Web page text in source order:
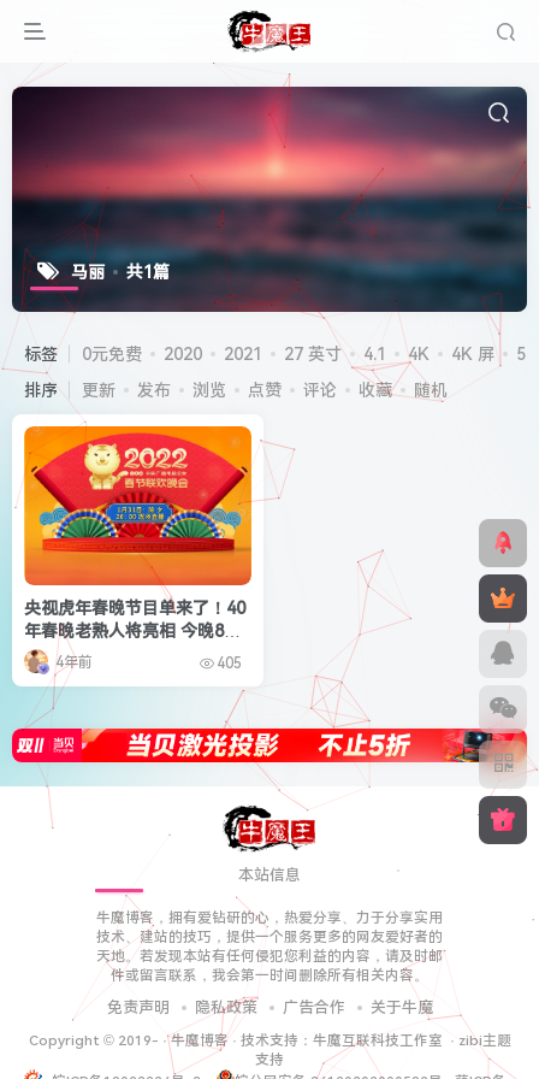
马丽 共1篇
标签 0元免费 2020 2021 27 英寸 4.1 4K 4K 屏
5G
排序
更新 发布 浏览 点赞 评论 收藏 随机
央视虎年春晚节目单来了！40
年春晚老熟人将亮相 今晚8点
见
4年前 405
本站信息
牛魔博客，拥有爱钻研的心，热爱分享、力于分享实用
技术、建站的技巧，提供一个服务更多的网友爱好者的
天地。若发现本站有任何侵犯您利益的内容，请及时邮
件或留言联系，我会第一时间删除所有相关内容。
免责声明 隐私政策 广告合作 关于牛魔
Copyright © 2019- ·牛魔博客· 技术支持： 牛魔互联科技工作室 · zibi主题
支持